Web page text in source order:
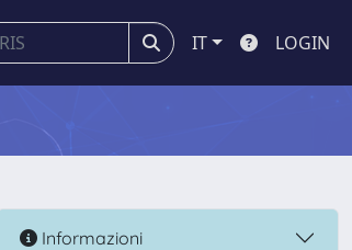
IT LOGIN
Informazioni